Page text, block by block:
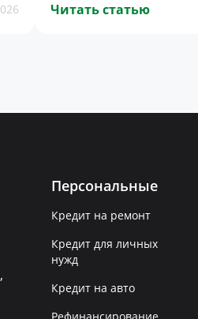
Читать статью
Персональные
Кредит на ремонт
Кредит для личных
нужд
Кредит на авто